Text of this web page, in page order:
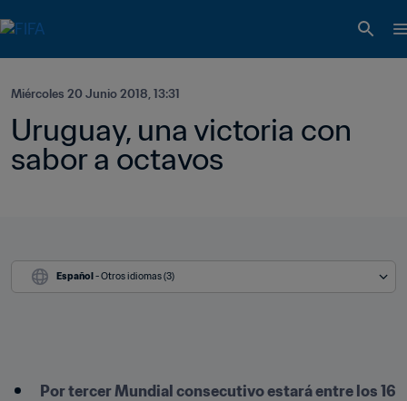
Miércoles 20 Junio 2018, 13:31
Uruguay, una victoria con
sabor a octavos
Español - Otros idiomas (3)
​Por tercer Mundial consecutivo estará entre los 16